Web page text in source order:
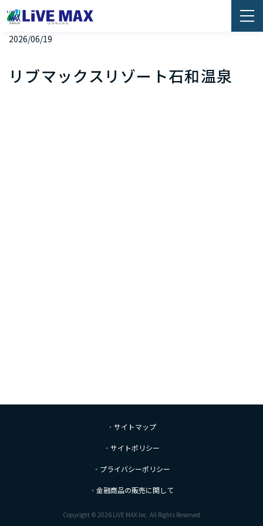
2026/06/19
リブマックスリゾート石和温泉
サイトマップ
サイトポリシー
プライバシーポリシー
金融商品の販売に関して
Copyright © 2026 LiVE MAX Inc. All Rights Reserved